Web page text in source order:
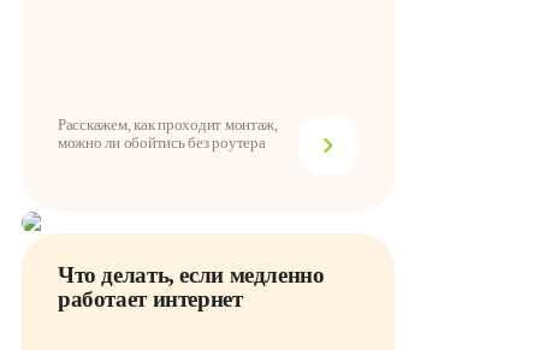
Расскажем, как проходит монтаж,
можно ли обойтись без роутера
Что делать, если медленно
работает интернет